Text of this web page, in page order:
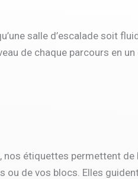
salle d’escalade soit
de chaque parcours en
nos étiquettes permettent de
ou de vos blocs. Elles